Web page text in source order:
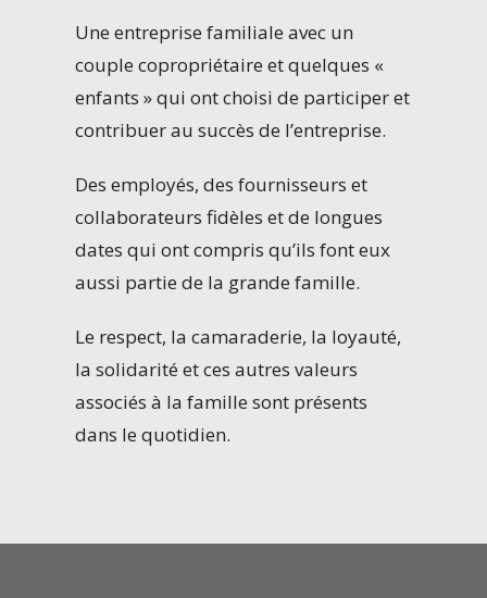
Une entreprise familiale avec un
couple copropriétaire et quelques «
enfants » qui ont choisi de participer et
contribuer au succès de l’entreprise.
Des employés, des fournisseurs et
collaborateurs fidèles et de longues
dates qui ont compris qu’ils font eux
aussi partie de la grande famille.
Le respect, la camaraderie, la loyauté,
la solidarité et ces autres valeurs
associés à la famille sont présents
dans le quotidien.